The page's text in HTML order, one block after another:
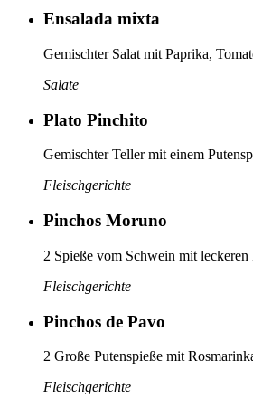
Ensalada mixta
Gemischter Salat mit Paprika,
Salate
Plato Pinchito
Gemischter Teller mit einem
Fleischgerichte
Pinchos Moruno
2 Spieße vom Schwein mit
Fleischgerichte
Pinchos de Pavo
2 Große Putenspieße mit
Fleischgerichte